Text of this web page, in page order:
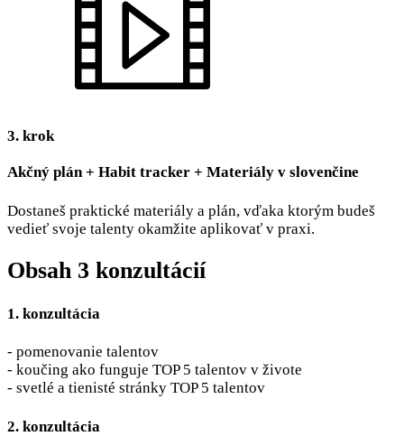
3. krok
Akčný plán + Habit tracker + Materiály v slovenčine
Dostaneš praktické materiály a plán, vďaka ktorým budeš
vedieť svoje talenty okamžite aplikovať v praxi.
Obsah 3 konzultácií
1. konzultácia
- pomenovanie talentov
- koučing ako funguje TOP 5 talentov v živote
- svetlé a tienisté stránky TOP 5 talentov
2. konzultácia